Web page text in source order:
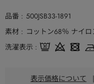
品番
500JSB33-1891
素材
コットン68％ ナイ
洗濯表示
表示価格について